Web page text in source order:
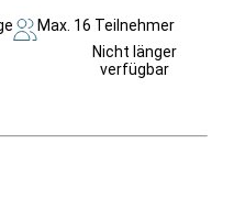
Max. 16 Teilnehmer
Nicht länger
verfügbar